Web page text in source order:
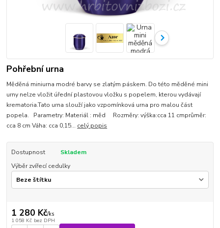
Pohřební urna
Měděná miniurna modré barvy se zlatým páskem. Do této měděné mini
urny nelze vložit úřední plastovou vložku s popelem, kterou vydávají
krematoria.Tato urna slouží jako vzpomínková urna pro malou část
popela. Parametry: Materiál : měd Rozměry: výška:cca 11 cmprůměr:
cca 8 cm Váha: cca 0,15... celý popis
Dostupnost
Skladem
Výběr zvířecí cedulky
1 280 Kč/ks
1 058 Kč bez DPH